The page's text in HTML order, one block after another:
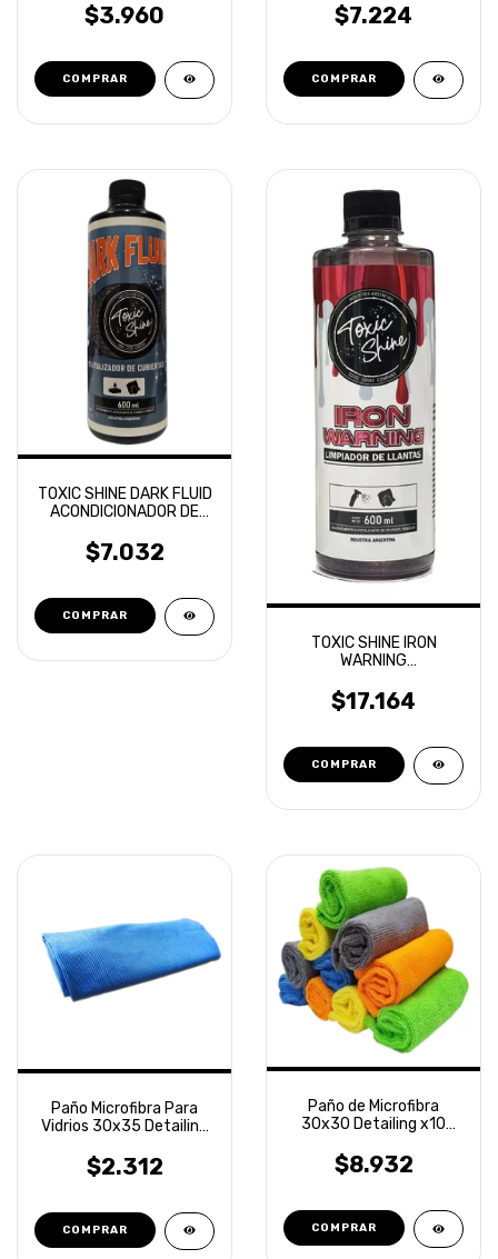
$3.960 $7.224
TOXIC SHINE DARK FLUID
ACONDICIONADOR DE
$7.032
TOXIC SHINE IRON
WARNING
FERRICO 600ML
$17.164
Paño Microfibra Para
Vidrios 30x35 Detailing
$2.312
Paño de Microfibra
30x30 Detailing x10
$8.932